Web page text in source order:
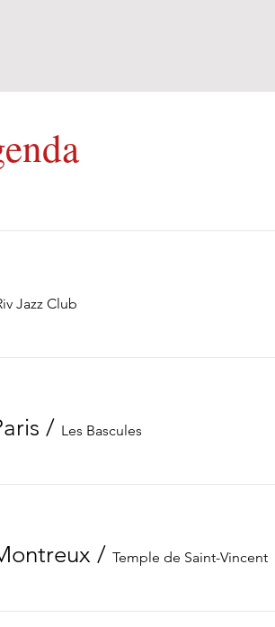
Jazz Club
/ Les Bascules
/ Temple de Saint-Vincent